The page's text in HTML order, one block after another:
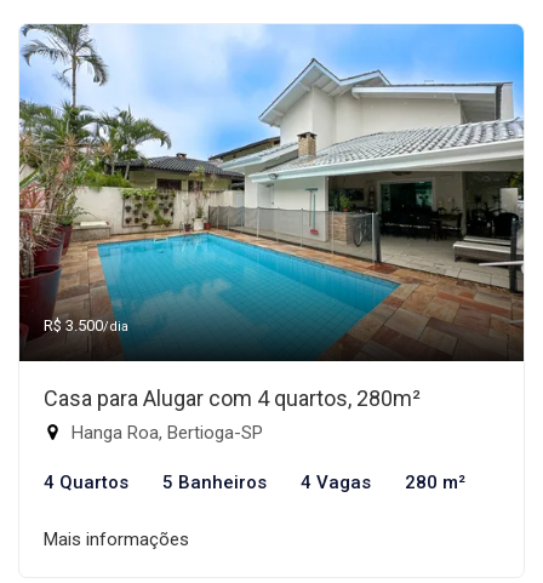
R$ 3.500/dia
Casa para Alugar com 4 quartos, 280m²
Hanga Roa, Bertioga-SP
4 Quartos 5 Banheiros 4 Vagas 280 m²
Mais informações